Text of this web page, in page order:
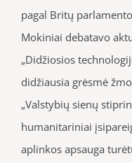
pagal Britų
Mokiniai debatavo
„Didžiosios
didžiausia grėsmė
„Valstybių sienų
humanitariniai
aplinkos apsauga